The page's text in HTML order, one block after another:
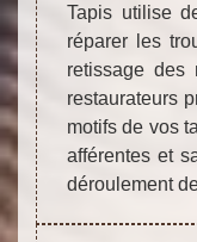
Tapis utilise
réparer les
retissage des
restaurateurs
motifs de vos
afférentes et
déroulement